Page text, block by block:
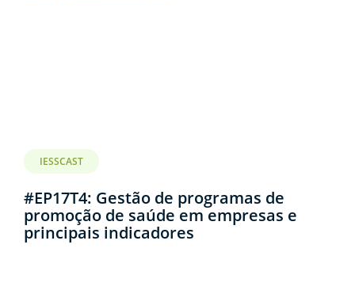
IESSCAST
#EP17T4: Gestão de programas de
promoção de saúde em empresas e
principais indicadores